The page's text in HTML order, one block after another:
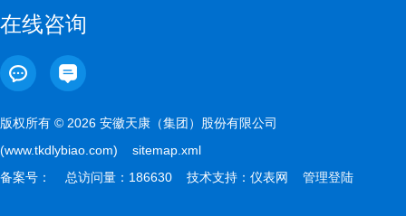
在线咨询
版权所有 © 2026 安徽天康（集团）股份有限公司
(www.tkdlybiao.com) sitemap.xml
备案号：
总访问量：186630 技术支持： 仪表网 管理登陆